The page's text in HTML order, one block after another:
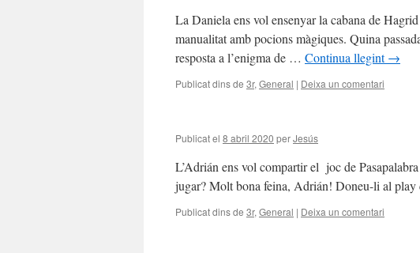
La Daniela ens vol ensenyar la cabana de
manualitat amb pocions màgiques. Quina
resposta a l’enigma de … Continua llegint→
Publicat dins de 3r, General | Deixa un comentari
Publicat el 8 abril 2020 perJesús
L’Adrián ens vol compartir el joc de
jugar? Molt bona feina, Adrián! Doneu-li al play
Publicat dins de 3r, General | Deixa un comentari